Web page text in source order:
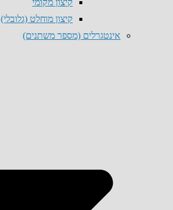
קיצון מוחלט (גלובלי)
אינטגרלים (מספר משתנים)